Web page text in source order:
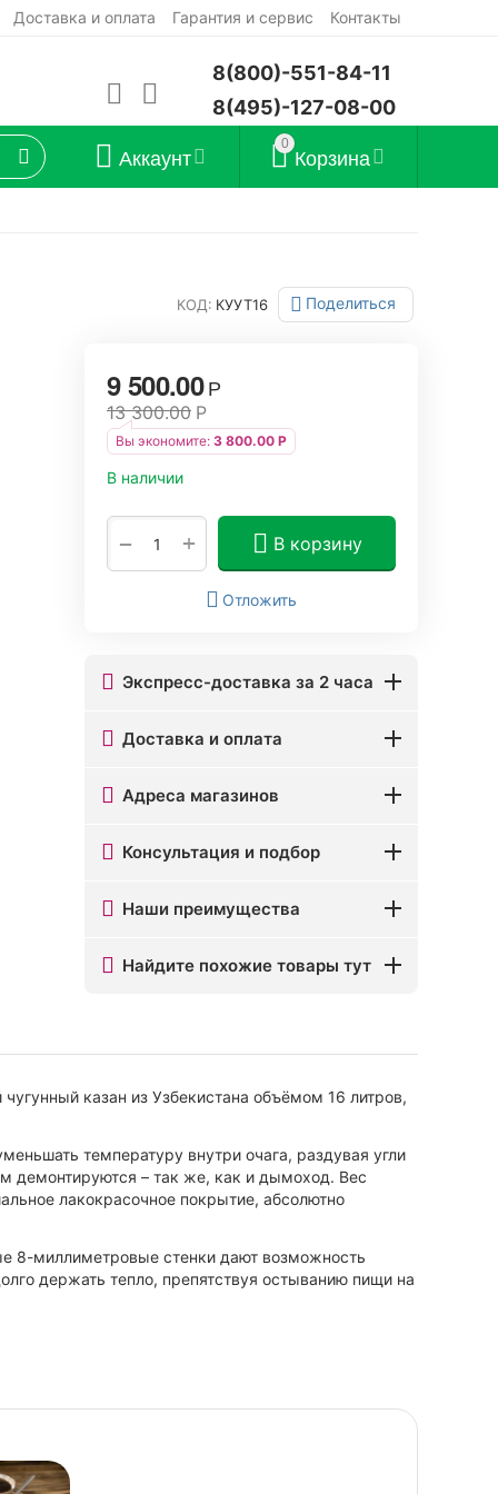
Доставка и оплата Гарантия и сервис Контакты
8(800)-551-84-11
8(495)-127-08-00
0 Корзина
Аккаунт
КОД: КУУТ16 Поделиться
9 500.00Р
13 300.00 Р
Вы экономите: 3 800.00 Р
В наличии
+
− В корзину
Отложить
Экспресс-доставка за 2 часа
Доставка и оплата
Адреса магазинов
Консультация и подбор
Наши преимущества
Найдите похожие товары тут
казан из Узбекистана объёмом 16 литров,
температуру внутри очага, раздувая угли
демонтируются – так же, как и дымоход. Вес
лакокрасочное покрытие, абсолютно
8-миллиметровые стенки дают возможность
держать тепло, препятствуя остыванию пищи на